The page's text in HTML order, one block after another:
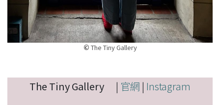
© The Tiny Gallery
The Tiny Gallery | 官網 | Instagram